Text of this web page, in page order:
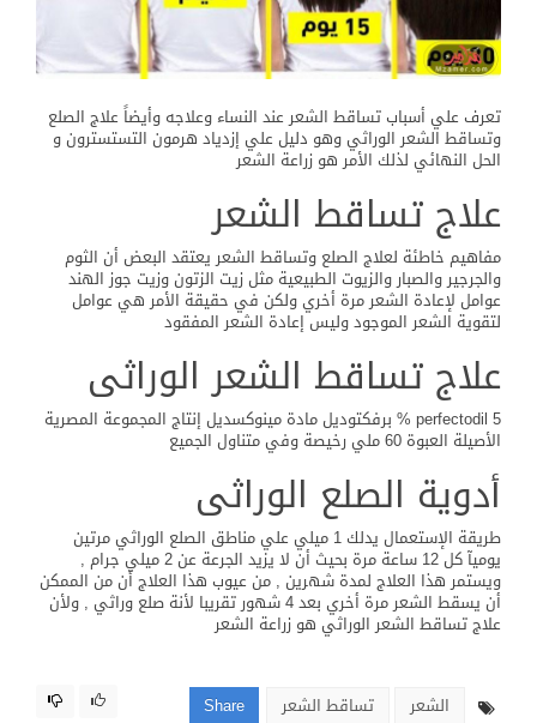
تعرف علي أسباب تساقط الشعر عند النساء وعلاجه وأيضاً علاج الصلع
وتساقط الشعر الوراثي وهو دليل علي إزدياد هرمون التستسترون و
الحل النهائي لذلك الأمر هو زراعة الشعر
علاج تساقط الشعر
مفاهيم خاطئة لعلاج الصلع وتساقط الشعر يعتقد البعض أن الثوم
والجرجير والصبار والزيوت الطبيعية مثل زيت الزتون وزيت جوز الهند
عوامل لإعادة الشعر مرة أخري ولكن في حقيقة الأمر هي عوامل
لتقوية الشعر الموجود وليس إعادة الشعر المفقود
علاج تساقط الشعر الوراثى
perfectodil 5 % برفكتوديل مادة مينوكسديل إنتاج المجموعة المصرية
الأصيلة العبوة 60 ملي رخيصة وفي متناول الجميع
أدوية الصلع الوراثى
طريقة الإستعمال يدلك 1 ميلي علي مناطق الصلع الوراثي مرتين
يوميآ كل 12 ساعة مرة بحيث أن لا يزيد الجرعة عن 2 ميلي جرام ,
ويستمر هذا العلاج لمدة شهرين , من عيوب هذا العلاج أن من الممكن
أن يسقط الشعر مرة أخري بعد 4 شهور تقريبا لأنة صلع وراثي , ولأن
علاج تساقط الشعر الوراثي هو زراعة الشعر
الشعر تساقط الشعر Share